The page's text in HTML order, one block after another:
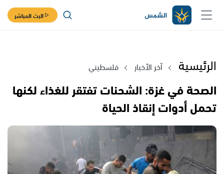
البث المباشر
الرئيسية آخر الأخبار فلسطيني
الصحة في غزة: الشحنات تفتقر للغذاء لكنها
تحمل أدوات إنقاذ الحياة